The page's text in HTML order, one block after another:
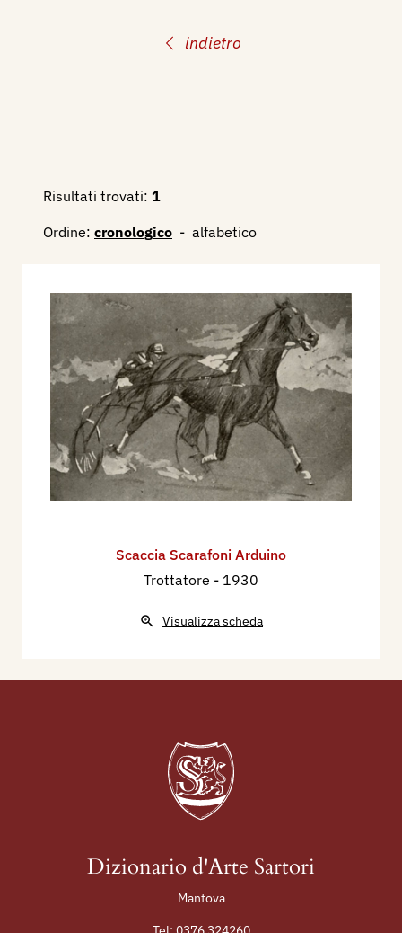
indietro
Risultati trovati: 1
Ordine: cronologico - alfabetico
Scaccia Scarafoni Arduino
Trottatore - 1930
Visualizza scheda
Dizionario d'Arte Sartori
Mantova